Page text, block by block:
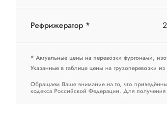
Рефрижератор *
* Актуальные цены на перевозки фургонами,
Указанные в таблице цены на грузоперевозки
Обращаем Ваше внимание на то, что
кодекса Российской Федерации. Для